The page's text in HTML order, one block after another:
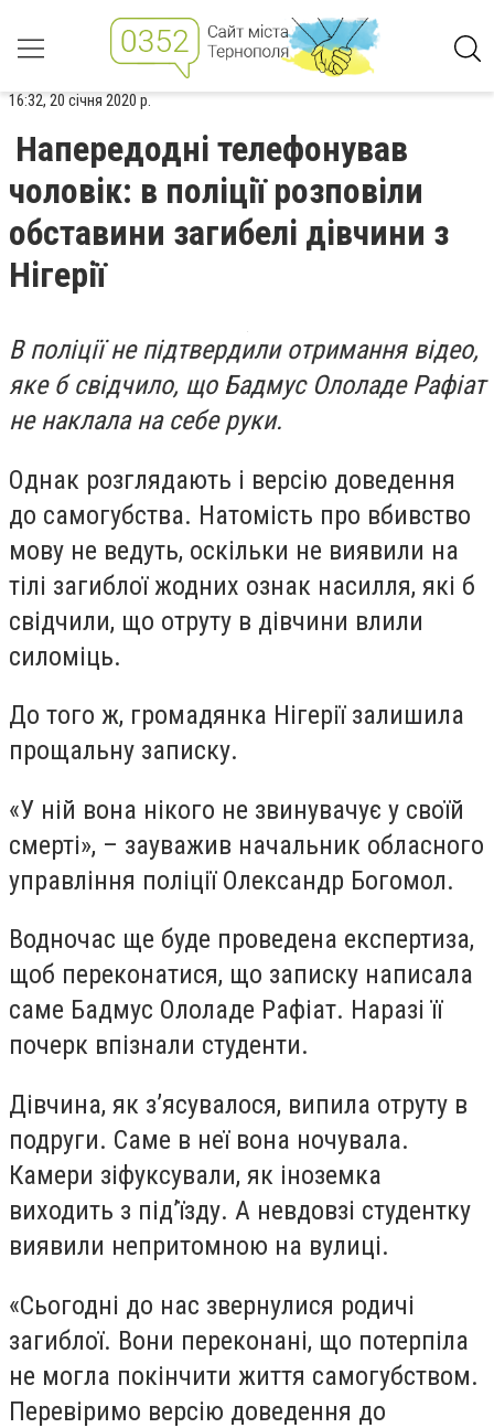
16:32, 20 січня 2020 р.
Напередодні телефонував
чоловік: в поліції розповіли
обставини загибелі дівчини з
Нігерії
В поліції не підтвердили отримання відео,
яке б свідчило, що Бадмус Ололаде Рафіат
не наклала на себе руки.
Однак розглядають і версію доведення
до самогубства. Натомість про вбивство
мову не ведуть, оскільки не виявили на
тілі загиблої жодних ознак насилля, які б
свідчили, що отруту в дівчини влили
силоміць.
До того ж, громадянка Нігерії залишила
прощальну записку.
«У ній вона нікого не звинувачує у своїй
смерті», – зауважив начальник обласного
управління поліції Олександр Богомол.
Водночас ще буде проведена експертиза,
щоб переконатися, що записку написала
саме Бадмус Ололаде Рафіат. Наразі її
почерк впізнали студенти.
Дівчина, як з’ясувалося, випила отруту в
подруги. Саме в неї вона ночувала.
Камери зіфуксували, як іноземка
виходить з під’їзду. А невдовзі студентку
виявили непритомною на вулиці.
«Сьогодні до нас звернулися родичі
загиблої. Вони переконані, що потерпіла
не могла покінчити життя самогубством.
Перевіримо версію доведення до